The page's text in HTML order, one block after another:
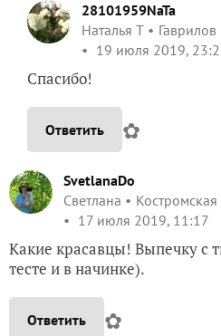
28101959NaTa
Наталья Т
19 июля 2019,
Спасибо!
Ответить ✿
SvetlanaDo
Светлана
Костромская
17 июля 2019, 11:17
Какие красавцы! Выпечку с
тесте и в начинке).
Ответить ✿